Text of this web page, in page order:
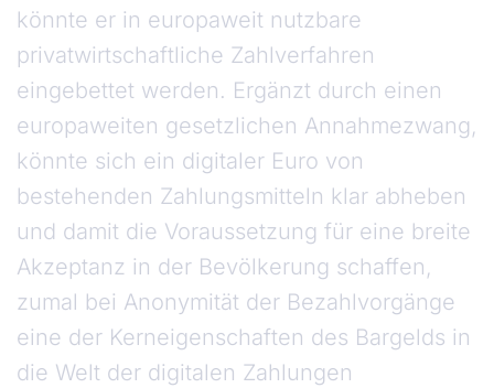
könnte er in europaweit nutzbare
privatwirtschaftliche Zahlverfahren
eingebettet werden. Ergänzt durch einen
europaweiten gesetzlichen Annahmezwang,
könnte sich ein digitaler Euro von
bestehenden Zahlungsmitteln klar abheben
und damit die Voraussetzung für eine breite
Akzeptanz in der Bevölkerung schaffen,
zumal bei Anonymität der Bezahlvorgänge
eine der Kerneigenschaften des Bargelds in
die Welt der digitalen Zahlungen